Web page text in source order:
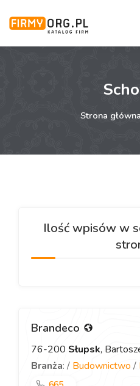
Strona główna
Ilość wpisów w
Brandeco
76-200 Słupsk,
Branża: / Budownictwo /